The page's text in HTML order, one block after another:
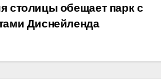
столицы обещает парк с
Диснейленда